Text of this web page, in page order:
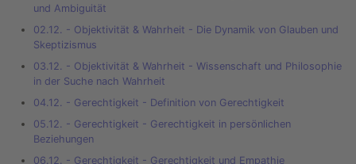
und Ambiguität
02.12. - Objektivität & Wahrheit - Die Dynamik von Glauben und
Skeptizismus
03.12. - Objektivität & Wahrheit - Wissenschaft und Philosophie
in der Suche nach Wahrheit
04.12. - Gerechtigkeit - Definition von Gerechtigkeit
05.12. - Gerechtigkeit - Gerechtigkeit in persönlichen
Beziehungen
06.12. - Gerechtigkeit - Gerechtigkeit und Empathie